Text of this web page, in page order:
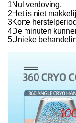
1Nul verdoving.
2Het is niet
3Korte
4De minuten
5Unieke